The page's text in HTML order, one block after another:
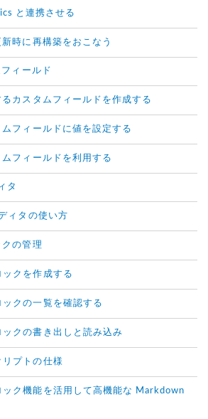
と連携させる
時に再構築をおこなう
ィールド
カスタムフィールドを作成する
フィールドに値を設定する
フィールドを利用する
タ
ィタの使い方
の管理
ックを作成する
ックの一覧を確認する
ックの書き出しと読み込み
リプトの仕様
ック機能を活用して高機能な Markdown